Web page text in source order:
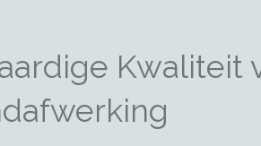
Kwaliteit